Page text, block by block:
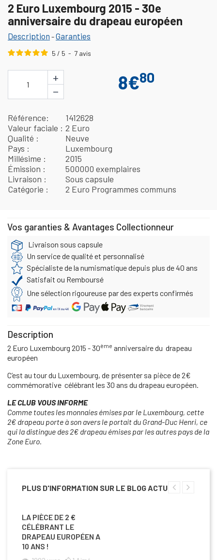
2 Euro Luxembourg 2015 - 30e
anniversaire du drapeau européen
Description -Garanties
5 / 5 - 7 avis
1
+
−
8€80
Référence
1412628
Valeur faciale
2 Euro
Qualité
Neuve
Pays
Luxembourg
Millésime
2015
Émission
500000 exemplaires
Livraison
Sous capsule
Catégorie
2 Euro Programmes communs
Vos garanties & Avantages Collectionneur
Livraison sous capsule
Un service de qualité et personnalisé
Spécialiste de la numismatique depuis plus de 40 ans
Satisfait ou Remboursé
Une sélection rigoureuse par des experts confirmés
Description
2 Euro Luxembourg 2015 - 30ème anniversaire du drapeau
européen
C’est au tour du Luxembourg, de présenter sa pièce de 2€
commémorative célébrant les 30 ans du drapeau européen.
LE CLUB VOUS INFORME
Comme toutes les monnaies émises par le Luxembourg, cette
2€ drapeau porte à son avers le portait du Grand-Duc Henri, ce
qui la distingue des 2€ drapeau émises par les autres pays de la
Zone Euro.
PLUS D'INFORMATION SUR LE BLOG ACTU
LA PIÈCE DE 2 €
CÉLÉBRANT LE
DRAPEAU EUROPÉEN A
10 ANS !